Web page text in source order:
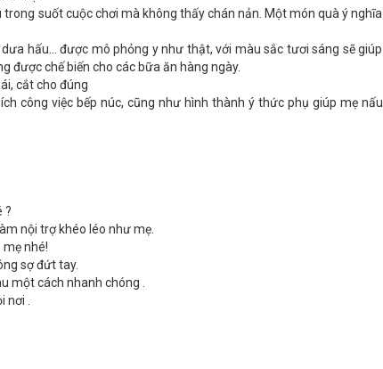
suốt cuộc chơi mà không thấy chán nản. Một món quà ý nghĩa
hấu... được mô phỏng y như thật, với màu sắc tươi sáng sẽ giúp
được chế biến cho các bữa ăn hàng ngày.
cắt cho đúng
công việc bếp núc, cũng như hình thành ý thức phụ giúp mẹ nấu
?
nội trợ khéo léo như mẹ.
nhé!
sợ đứt tay.
một cách nhanh chóng .
nơi .